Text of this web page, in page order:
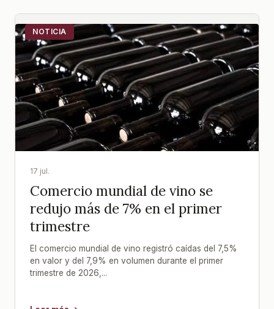
NOTICIA
17 jul.
Comercio mundial de vino se
redujo más de 7% en el primer
trimestre
El comercio mundial de vino registró caídas del 7,5%
en valor y del 7,9% en volumen durante el primer
trimestre de 2026,...